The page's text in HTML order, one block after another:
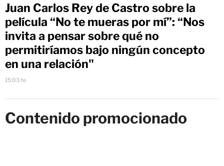
Juan Carlos Rey de Castro sobre la
película “No te mueras por mí”: “Nos
invita a pensar sobre qué no
permitiríamos bajo ningún concepto
en una relación"
15:03 hs
Contenido promocionado